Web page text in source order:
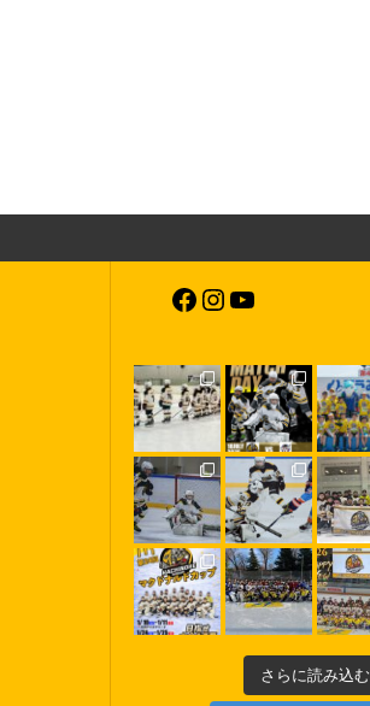
Facebook
Instagram
YouTube
さらに読み込む